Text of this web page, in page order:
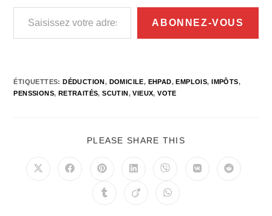
Saisissez votre adresse e-mail…
ABONNEZ-VOUS
ÉTIQUETTES:DÉDUCTION, DOMICILE, EHPAD, EMPLOIS, IMPÔTS,
PENSSIONS, RETRAITÉS, SCUTIN, VIEUX, VOTE
PLEASE SHARE THIS
Ouvrir
Ouvrir
Ouvrir
une
autre
Ouvrir
une
autre
Ouvrir
une
autre
Ouvrir
Ouvrir
Ouvrir
Ouvrir
Ouvrir